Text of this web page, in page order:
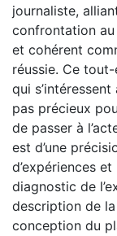
journaliste,
confrontation
et cohérent
réussie. Ce
qui
pas précieux
de passer à
est d’une
d’expériences
diagnostic de
description de
conception du